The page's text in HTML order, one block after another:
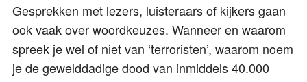
Gesprekken met lezers, luisteraars of kijkers gaan
ook vaak over woordkeuzes. Wanneer en waarom
spreek je wel of niet van ‘terroristen’, waarom noem
je de gewelddadige dood van inmiddels 40.000